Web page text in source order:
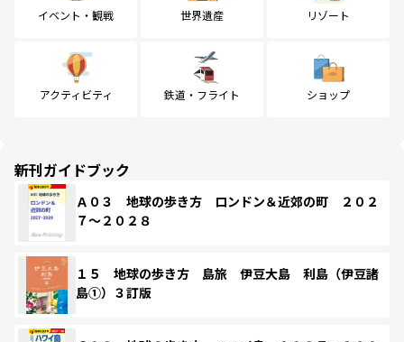
イベント・観戦 世界遺産 リゾート
アクティビティ 鉄道・フライト ショップ
新刊ガイドブック
Ａ０３ 地球の歩き方 ロンドン＆近郊の町 ２０２
７～２０２８
１５ 地球の歩き方 島旅 伊豆大島 利島（伊豆諸
島①）３訂版